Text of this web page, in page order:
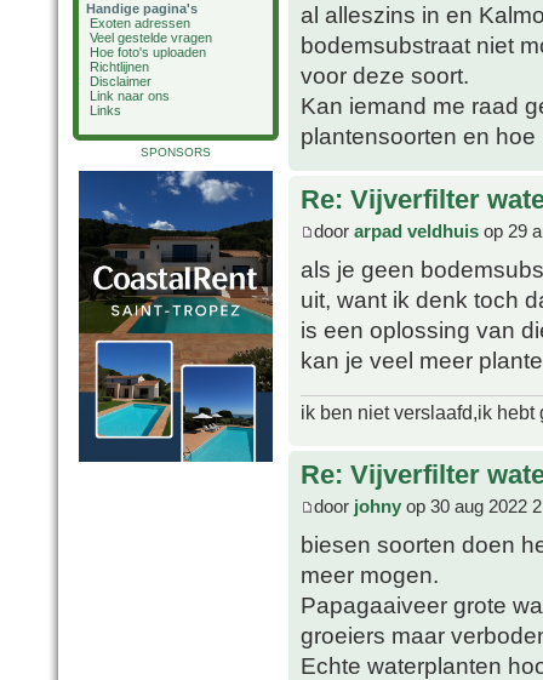
Handige pagina's
Exoten adressen
Veel gestelde vragen
Hoe foto's uploaden
Richtlijnen
Disclaimer
Link naar ons
Links
SPONSORS
al alleszins in en
bodemsubstraat niet
voor deze soort.
Kan iemand me raad
plantensoorten en
Re: Vijverfilter
door arpad veldhuis op 29
als je geen
uit, want ik denk toch
is een oplossing van
kan je veel meer
ik ben niet verslaafd,ik
Re: Vijverfilter
door johny op 30 aug 2022
biesen soorten doen
meer mogen.
Papagaaiveer grote
groeiers maar
Echte waterplanten